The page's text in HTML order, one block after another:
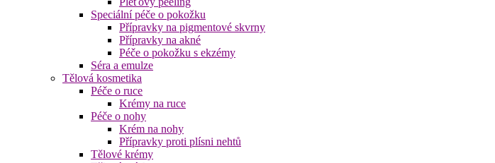
Speciální péče o pokožku
Přípravky na pigmentové skvrny
Přípravky na akné
Péče o pokožku s ekzémy
Séra a emulze
Tělová kosmetika
Péče o ruce
Krémy na ruce
Péče o nohy
Krém na nohy
Přípravky proti plísni nehtů
Tělové krémy